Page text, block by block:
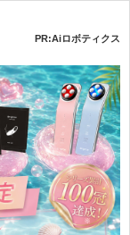
PR:Aiロボティクス